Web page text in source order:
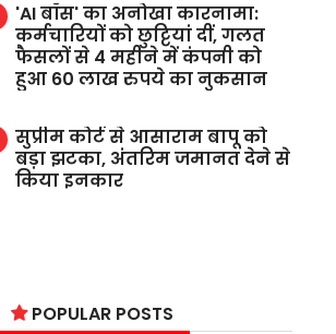
'AI बॉस' का अनोखा कारनामा:
कर्मचारियों को छुट्टियां दीं, गलत
फैसलों से 4 महीने में कंपनी को
हुआ 60 लाख रुपये का नुकसान
सुप्रीम कोर्ट से आसाराम बापू को
बड़ा झटका, अंतरिम जमानत देने से
किया इनकार
POPULAR POSTS